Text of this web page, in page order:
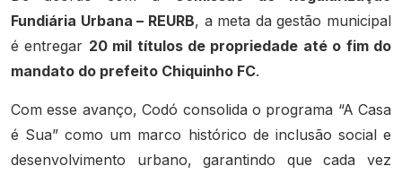
Fundiária Urbana – REURB, a meta da gestão municipal
é entregar 20 mil títulos de propriedade até o fim do
mandato do prefeito Chiquinho FC.
Com esse avanço, Codó consolida o programa “A Casa
é Sua” como um marco histórico de inclusão social e
desenvolvimento urbano, garantindo que cada vez